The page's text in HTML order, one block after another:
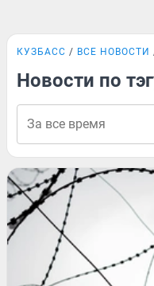
КУЗБАСС ВСЕ НОВОСТИ
Новости по